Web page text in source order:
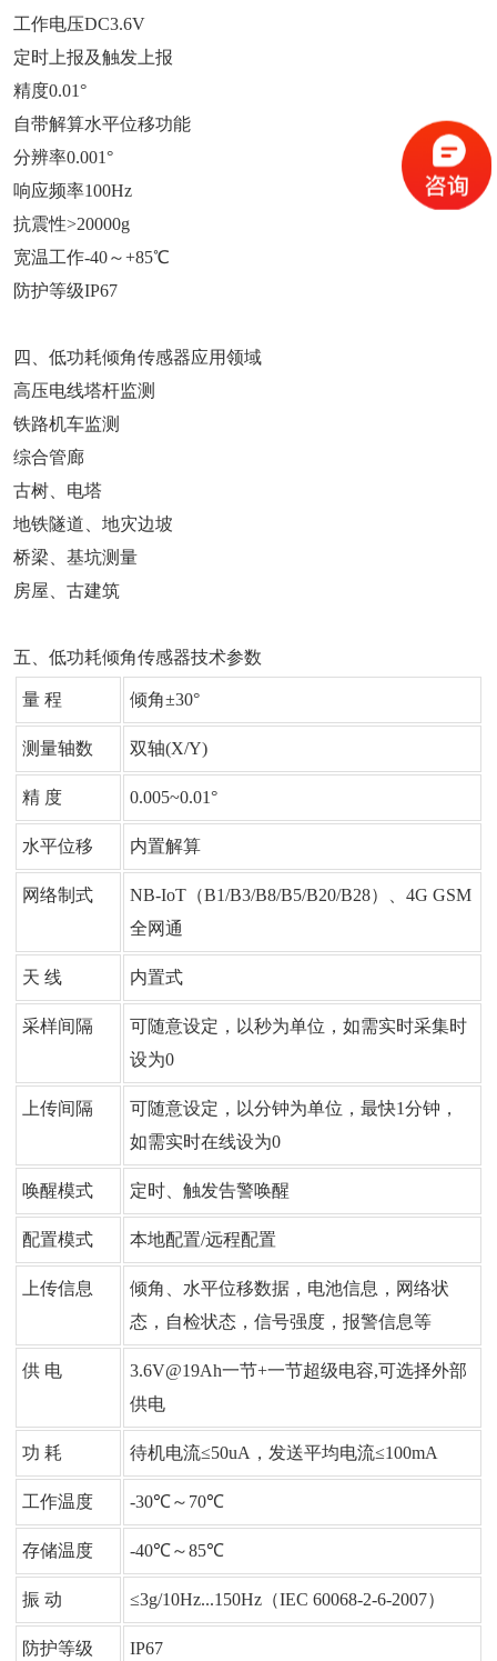
工作电压DC3.6V
定时上报及触发上报
精度0.01°
自带解算水平位移功能
分辨率0.001°
响应频率100Hz
抗震性>20000g
宽温工作-40～+85℃
防护等级IP67
四、低功耗倾角传感器应用领域
高压电线塔杆监测
铁路机车监测
综合管廊
古树、电塔
地铁隧道、地灾边坡
桥梁、基坑测量
房屋、古建筑
五、低功耗倾角传感器技术参数
量 程 倾角±30°
测量轴数 双轴(X/Y)
精 度 0.005~0.01°
水平位移 内置解算
网络制式
NB-IoT（B1/B3/B8/B5/B20/B28）、4G GSM
全网通
天 线 内置式
采样间隔
可随意设定，以秒为单位，如需实时采集时
设为0
上传间隔
可随意设定，以分钟为单位，最快1分钟，
如需实时在线设为0
唤醒模式 定时、触发告警唤醒
配置模式 本地配置/远程配置
上传信息
倾角、水平位移数据，电池信息，网络状
态，自检状态，信号强度，报警信息等
供 电
3.6V@19Ah一节+一节超级电容,可选择外部
供电
功 耗 待机电流≤50uA，发送平均电流≤100mA
工作温度 -30℃～70℃
存储温度 -40℃～85℃
振 动 ≤3g/10Hz...150Hz（IEC 60068-2-6-2007）
防护等级 IP67